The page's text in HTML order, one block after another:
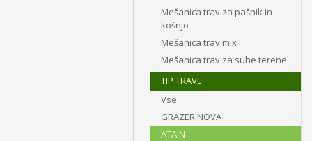
Mešanica trav za pašnik in
košnjo
Mešanica trav mix
Mešanica trav za suhe terene
TIP TRAVE
Vse
GRAZER NOVA
ATAIN